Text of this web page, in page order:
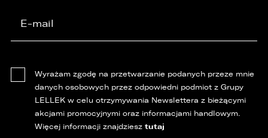
Wyrażam zgodę na przetwarzanie podanych przeze mnie
danych osobowych przez odpowiedni podmiot z Grupy
LELLEK w celu otrzymywania Newslettera z bieżącymi
akcjami promocyjnymi oraz informacjami handlowym.
Więcej informacji znajdziesz tutaj